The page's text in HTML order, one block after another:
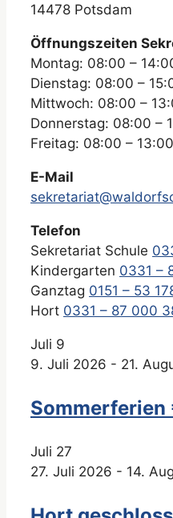
14478 Potsdam
Öffnungszeiten
Montag: 08:00 –
Dienstag: 08:00 –
Mittwoch: 08:00 –
Donnerstag: 08:00 –
Freitag: 08:00 – 13:00
E-Mail
Telefon
Sekretariat Schule
Kindergarten 0331 –
Ganztag 0151 – 53
Hort 0331 – 87 000
Juli 9
9. Juli 2026 - 21.
Sommerferien
Juli 27
27. Juli 2026 - 14.